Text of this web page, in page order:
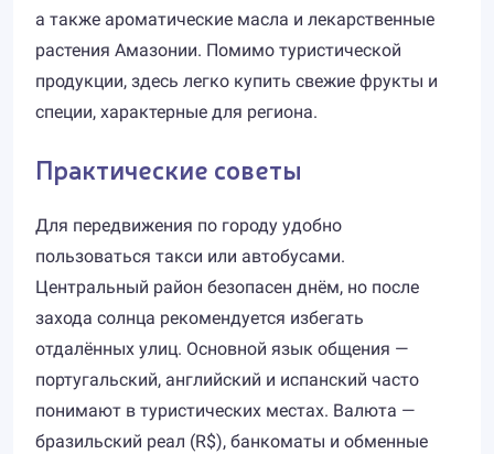
а также ароматические масла и лекарственные
растения Амазонии. Помимо туристической
продукции, здесь легко купить свежие фрукты и
специи, характерные для региона.
Практические советы
Для передвижения по городу удобно
пользоваться такси или автобусами.
Центральный район безопасен днём, но после
захода солнца рекомендуется избегать
отдалённых улиц. Основной язык общения —
португальский, английский и испанский часто
понимают в туристических местах. Валюта —
бразильский реал (R$), банкоматы и обменные